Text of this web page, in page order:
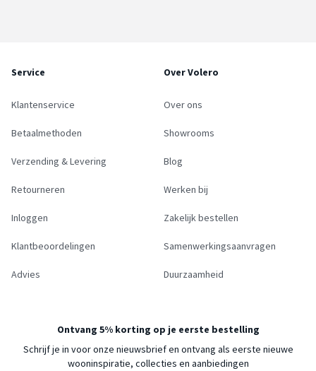
Service
Klantenservice
Betaalmethoden
Verzending & Levering
Retourneren
Inloggen
Klantbeoordelingen
Advies
Over Volero
Over ons
Showrooms
Blog
Werken bij
Zakelijk bestellen
Samenwerkingsaanvragen
Duurzaamheid
Ontvang 5% korting op je eerste bestelling
Schrijf je in voor onze nieuwsbrief en ontvang als eerste nieuwe
wooninspiratie, collecties en aanbiedingen